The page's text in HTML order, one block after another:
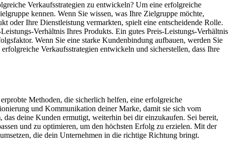
Verkaufsstrategien zu entwickeln? Um eine erfolgreiche
kennen. Wenn Sie wissen, was Ihre Zielgruppe möchte,
oder Ihre Dienstleistung vermarkten, spielt eine entscheidende Rolle.
Verhältnis Ihres Produkts. Ein gutes Preis-Leistungs-Verhältnis
Wenn Sie eine starke Kundenbindung aufbauen, werden Sie
Verkaufsstrategien entwickeln und sicherstellen, dass Ihre
Methoden, die sicherlich helfen, eine erfolgreiche
und Kommunikation deiner Marke, damit sie sich vom
deine Kunden ermutigt, weiterhin bei dir einzukaufen. Sei bereit,
und zu optimieren, um den höchsten Erfolg zu erzielen. Mit der
die dein Unternehmen in die richtige Richtung bringt.